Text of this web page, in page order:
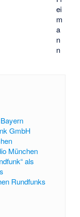
ei
m
a
n
n
GmbH
München
als
Rundfunks